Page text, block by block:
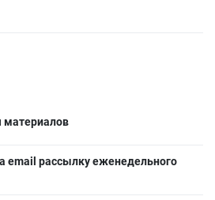
материалов
email рассылку еженедельного